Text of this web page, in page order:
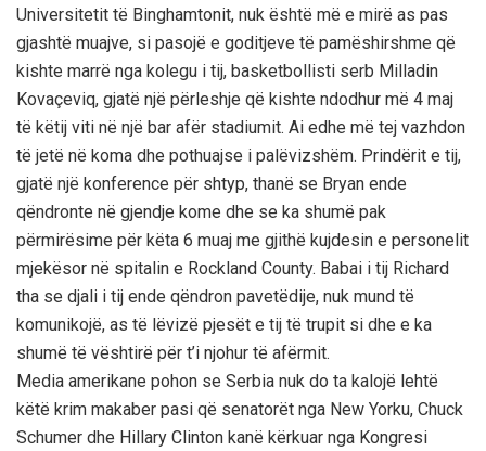
Universitetit të Binghamtonit, nuk është më e mirë as pas
gjashtë muajve, si pasojë e goditjeve të pamëshirshme që
kishte marrë nga kolegu i tij, basketbollisti serb Milladin
Kovaçeviq, gjatë një përleshje që kishte ndodhur më 4 maj
të këtij viti në një bar afër stadiumit. Ai edhe më tej vazhdon
të jetë në koma dhe pothuajse i palëvizshëm. Prindërit e tij,
gjatë një konference për shtyp, thanë se Bryan ende
qëndronte në gjendje kome dhe se ka shumë pak
përmirësime për këta 6 muaj me gjithë kujdesin e personelit
mjekësor në spitalin e Rockland County. Babai i tij Richard
tha se djali i tij ende qëndron pavetëdije, nuk mund të
komunikojë, as të lëvizë pjesët e tij të trupit si dhe e ka
shumë të vështirë për t’i njohur të afërmit.
Media amerikane pohon se Serbia nuk do ta kalojë lehtë
këtë krim makaber pasi që senatorët nga New Yorku, Chuck
Schumer dhe Hillary Clinton kanë kërkuar nga Kongresi